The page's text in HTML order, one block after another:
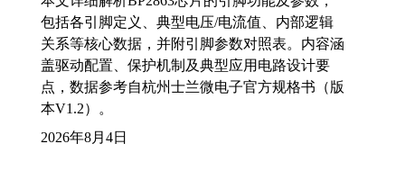
包括各引脚定义、典型电压/电流值、内部逻辑
关系等核心数据，并附引脚参数对照表。内容涵
盖驱动配置、保护机制及典型应用电路设计要
点，数据参考自杭州士兰微电子官方规格书（版
本V1.2）。
2026年8月4日